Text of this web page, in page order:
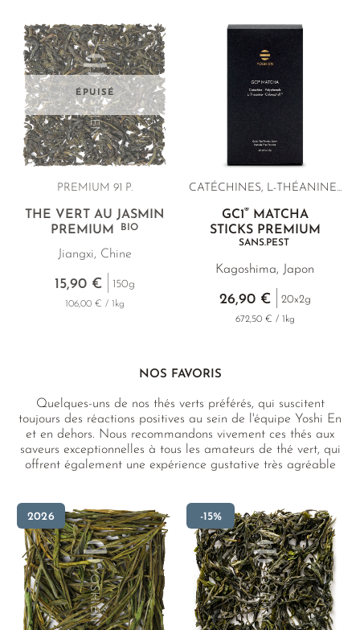
ÉPUISÉ
PREMIUM91 P.
THÉ VERT AU JASMIN
PREMIUM
BIO
Jiangxi, Chine
15,90 € 150g
106,00 € / 1kg
CATÉCHINES, L-THÉANINE...
GC1 ®
MATCHA
STICKS PREMIUM
SANS.PEST
Kagoshima, Japon
26,90 € 20x2g
672,50 € / 1kg
NOS FAVORIS
Quelques-uns de nos thés verts préférés, qui suscitent
toujours des réactions positives au sein de l'équipe Yoshi En
et en dehors. Nous recommandons vivement ces thés aux
saveurs exceptionnelles à tous les amateurs de thé vert, qui
offrent également une expérience gustative très agréable
2026 -15%